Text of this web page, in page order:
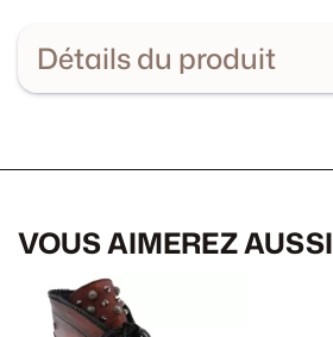
Détails du produit
VOUS AIMEREZ AUSSI